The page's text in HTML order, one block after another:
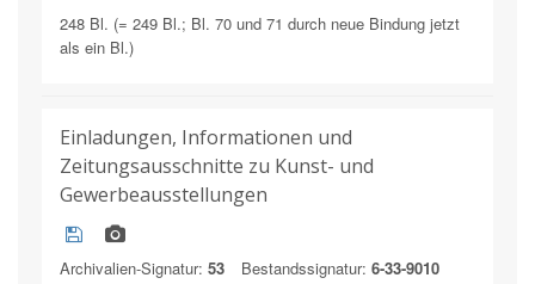
248 Bl. (= 249 Bl.; Bl. 70 und 71 durch neue Bindung jetzt
als ein Bl.)
Einladungen, Informationen und
Zeitungsausschnitte zu Kunst- und
Gewerbeausstellungen
Archivalien-Signatur: 53 Bestandssignatur: 6-33-9010